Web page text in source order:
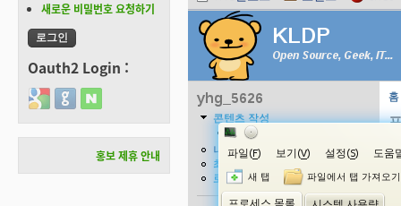
새로운 비밀번호 요청하기
Oauth2 Login :
Login with Google
Login with GitHub
Login with Naver
홍보 제휴 안내